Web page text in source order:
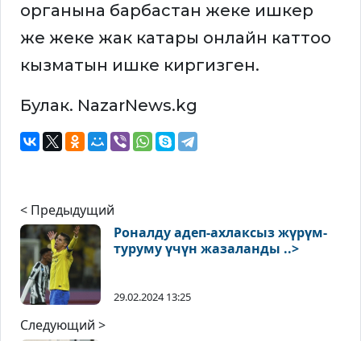
органына барбастан жеке ишкер
же жеке жак катары онлайн каттоо
кызматын ишке киргизген.
Булак. NazarNews.kg
< Предыдущий
Роналду адеп-ахлаксыз жүрүм-
туруму үчүн жазаланды ..>
29.02.2024 13:25
Следующий >